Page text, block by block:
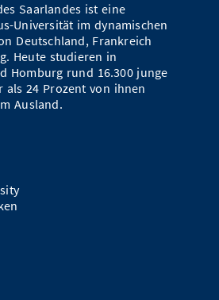
Saarlandes ist eine
Universität im dynamischen
Deutschland, Frankreich
Heute studieren in
Homburg rund 16.300 junge
als 24 Prozent von ihnen
Ausland.